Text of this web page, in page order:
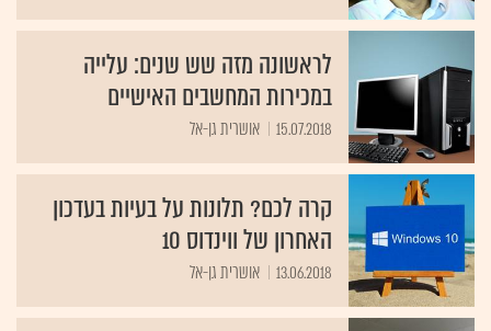
לראשונה מזה שש שנים: עלייה
במכירות המחשבים האישיים
15.07.2018 אושרית גן-אל
קרה לכם? תלונות על בעיות בעדכון
האחרון של ווינדוס 10
13.06.2018 אושרית גן-אל